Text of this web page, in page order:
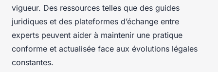
vigueur. Des ressources telles que des guides
juridiques et des plateformes d’échange entre
experts peuvent aider à maintenir une pratique
conforme et actualisée face aux évolutions légales
constantes.